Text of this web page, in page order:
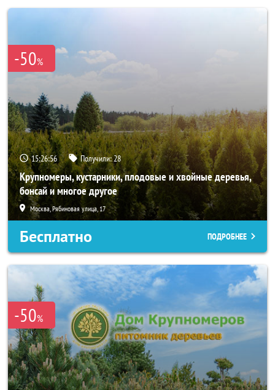
-50%
15:26:55 Получили:28
Крупномеры, кустарники, плодовые и хвойные деревья,
бонсай и многое другое
Москва, Рябиновая улица, 17
Бесплатно ПОДРОБНЕЕ
-50%